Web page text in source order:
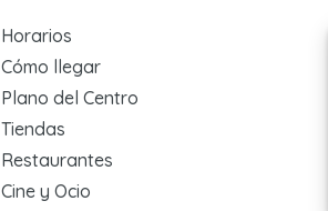
Horarios
Cómo llegar
Plano del Centro
Tiendas
Restaurantes
Cine y Ocio